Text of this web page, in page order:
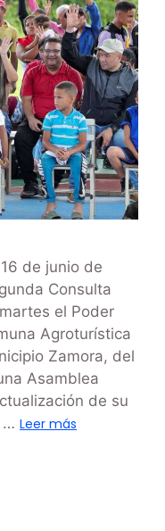
de junio de
Consulta
el Poder
Agroturística
Zamora, del
Asamblea
de su
… Leer más